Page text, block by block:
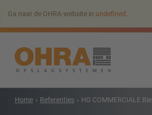
hoofdinhoud
springen
Ga naar de OHRA-website in undefined
Home Referenties HG COMMERCIALE Biel
Draagarmstellingen